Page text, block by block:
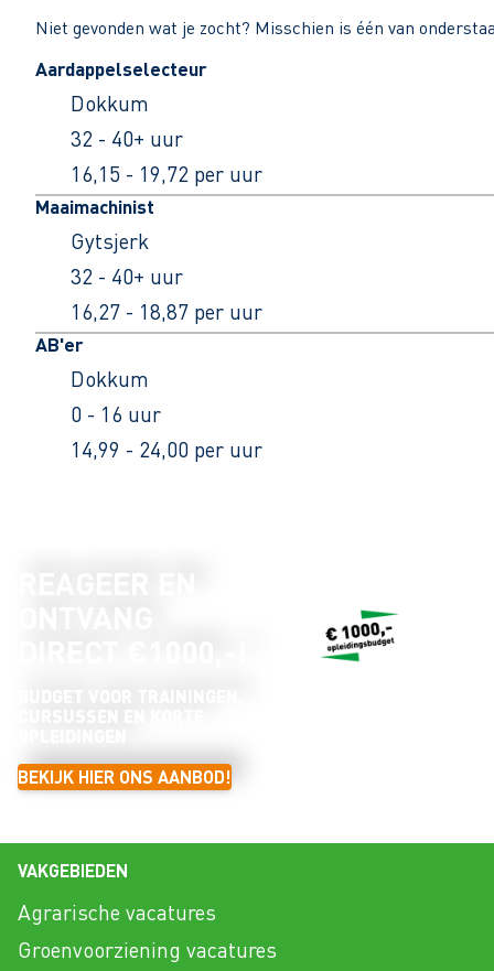
Niet gevonden wat je zocht? Misschien is één van
Aardappelselecteur
Dokkum
32 - 40+ uur
16,15 - 19,72 per uur
Maaimachinist
Gytsjerk
32 - 40+ uur
16,27 - 18,87 per uur
AB'er
Dokkum
0 - 16 uur
14,99 - 24,00 per uur
BEKIJK HIER ONS AANBOD!
VAKGEBIEDEN
Agrarische vacatures
Groenvoorziening vacatures